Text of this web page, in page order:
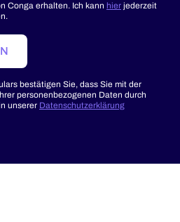
Conga erhalten. Ich kann hier jederzeit
bestätigen Sie, dass Sie mit der
personenbezogenen Daten durch
unserer Datenschutzerklärung